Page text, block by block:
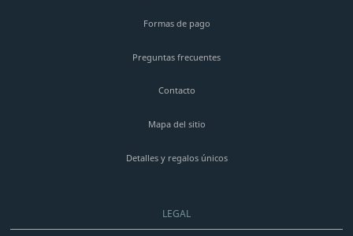
Formas de pago
Preguntas frecuentes
Contacto
Mapa del sitio
Detalles y regalos únicos
LEGAL